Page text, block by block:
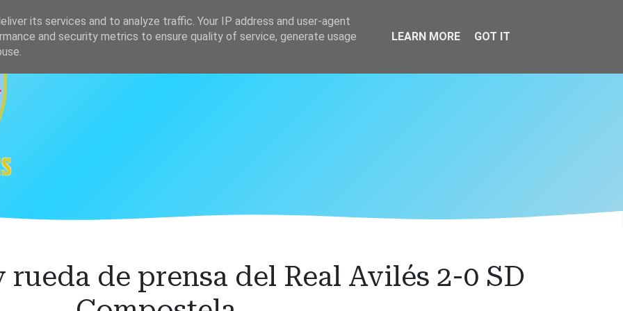
Clasificación
de prensa del Real Avilés 2-0 SD
its services and to analyze traffic. Your IP address and user-agent
and security metrics to ensure quality of service, generate usage
LEARN MORE GOT IT